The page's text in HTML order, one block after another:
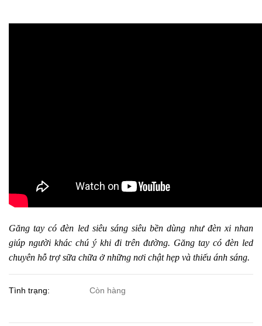
Găng tay có đèn led siêu sáng siêu bền dùng như đèn xi nhan
giúp người khác chú ý khi đi trên đường. Găng tay có đèn led
chuyên hỗ trợ sữa chữa ở những nơi chật hẹp và thiếu ánh sáng.
Tình trạng: Còn hàng